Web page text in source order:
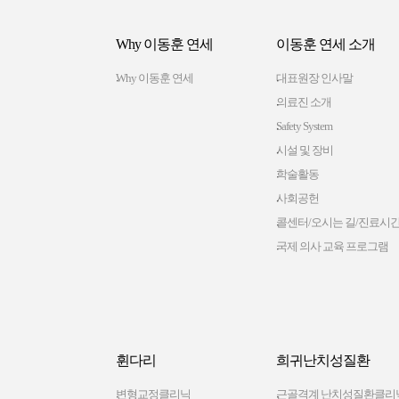
Why 이동훈 연세
Why 이동훈 연세
이동훈 연세 소개
대표원장 인사말
의료진 소개
Safety System
시설 및 장비
학술활동
사회공헌
콜센터/오시는 길/진료시
국제 의사 교육 프로그램
휜다리
변형교정클리닉
희귀난치성질환
근골격계 난치성질환클리